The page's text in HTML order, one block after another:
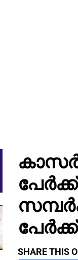
SHARE THIS